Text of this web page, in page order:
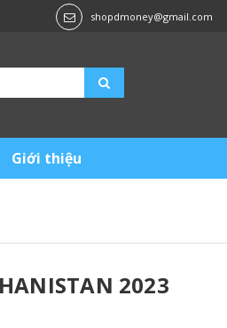
shopdmoney@gmail.com
Giới thiệu
2023